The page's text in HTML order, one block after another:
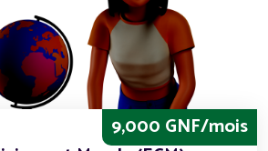
9,000 GNF/mois